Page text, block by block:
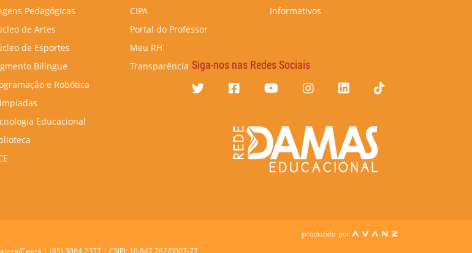
Pedagógicas
de Artes
de Esportes
Bilíngue
e Robótica
Educacional
CIPA
Portal do Professor
Meu RH
Transparência
Informativos
Siga-nos nas Redes Sociais
Ceará | (85) 3064.2377 | CNPJ: 10.847.762/0007-77